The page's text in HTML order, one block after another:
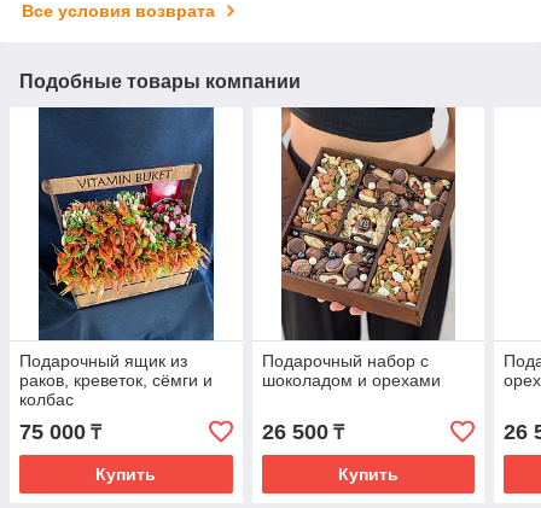
Все условия возврата
Подобные товары компании
Подарочный ящик из
раков, креветок, сёмги и
колбас
75 000 ₸
Купить
Подарочный набор с
шоколадом и орехами
26 500₸
Купить
26